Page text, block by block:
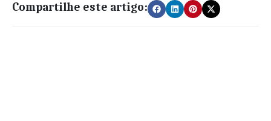
Compartilhe este artigo: